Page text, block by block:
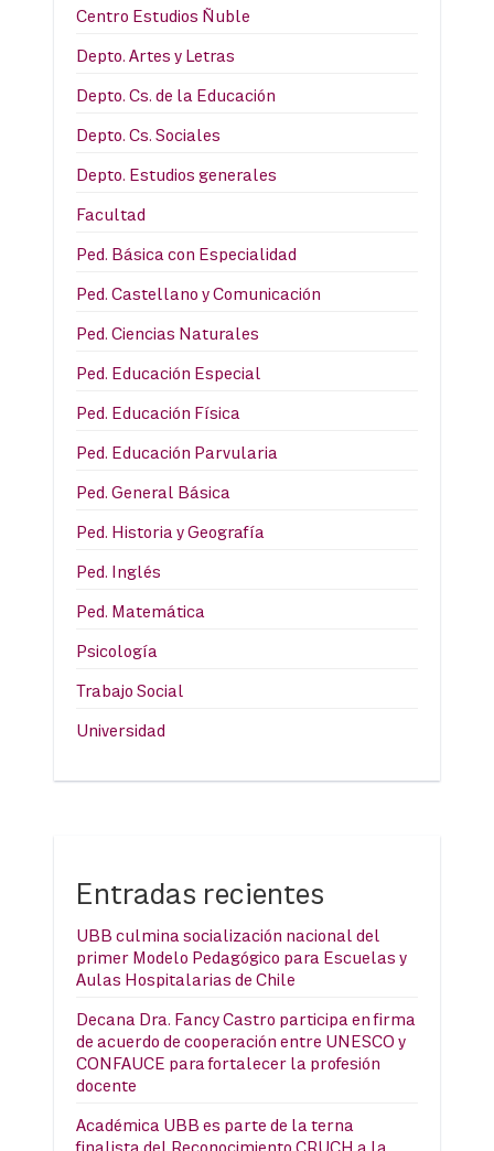
Centro Estudios Ñuble
Depto. Artes y Letras
Depto. Cs. de la Educación
Depto. Cs. Sociales
Depto. Estudios generales
Facultad
Ped. Básica con Especialidad
Ped. Castellano y Comunicación
Ped. Ciencias Naturales
Ped. Educación Especial
Ped. Educación Física
Ped. Educación Parvularia
Ped. General Básica
Ped. Historia y Geografía
Ped. Inglés
Ped. Matemática
Psicología
Trabajo Social
Universidad
Entradas recientes
UBB culmina socialización nacional del
primer Modelo Pedagógico para Escuelas y
Aulas Hospitalarias de Chile
Decana Dra. Fancy Castro participa en firma
de acuerdo de cooperación entre UNESCO y
CONFAUCE para fortalecer la profesión
docente
Académica UBB es parte de la terna
finalista del Reconocimiento CRUCH a la